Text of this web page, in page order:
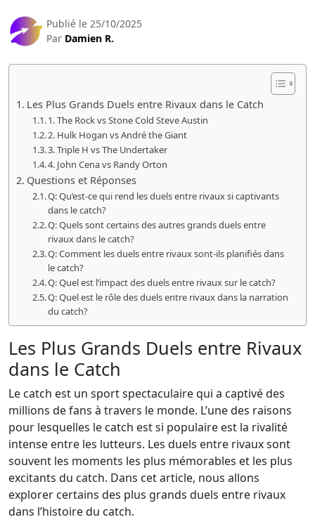
Publié le 25/10/2025
Par Damien R.
Les Plus Grands Duels entre Rivaux dans le Catch
1. The Rock vs Stone Cold Steve Austin
2. Hulk Hogan vs André the Giant
3. Triple H vs The Undertaker
4. John Cena vs Randy Orton
Questions et Réponses
Q: Qu’est-ce qui rend les duels entre rivaux si captivants
dans le catch?
Q: Quels sont certains des autres grands duels entre
rivaux dans le catch?
Q: Comment les duels entre rivaux sont-ils planifiés dans
le catch?
Q: Quel est l’impact des duels entre rivaux sur le catch?
Q: Quel est le rôle des duels entre rivaux dans la narration
du catch?
Les Plus Grands Duels entre Rivaux
dans le Catch
Le catch est un sport spectaculaire qui a captivé des
millions de fans à travers le monde. L’une des raisons
pour lesquelles le catch est si populaire est la rivalité
intense entre les lutteurs. Les duels entre rivaux sont
souvent les moments les plus mémorables et les plus
excitants du catch. Dans cet article, nous allons
explorer certains des plus grands duels entre rivaux
dans l’histoire du catch.